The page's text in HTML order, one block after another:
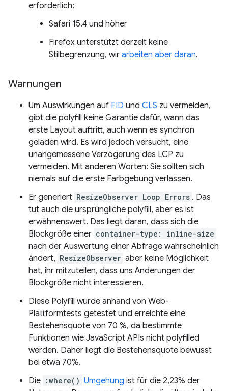
erforderlich:
Safari 15.4 und höher
Firefox unterstützt derzeit keine
Stilbegrenzung, wir arbeiten aber daran.
Warnungen
Um Auswirkungen auf FID und CLS zu vermeiden,
gibt die polyfill keine Garantie dafür, wann das
erste Layout auftritt, auch wenn es synchron
geladen wird. Es wird jedoch versucht, eine
unangemessene Verzögerung des LCP zu
vermeiden. Mit anderen Worten: Sie sollten sich
niemals auf die erste Farbgebung verlassen.
Er generiert ResizeObserver Loop Errors . Das
tut auch die ursprüngliche polyfill, aber es ist
erwähnenswert. Das liegt daran, dass sich die
Blockgröße einer container-type: inline-size
nach der Auswertung einer Abfrage wahrscheinlich
ändert, ResizeObserver aber keine Möglichkeit
hat, ihr mitzuteilen, dass uns Änderungen der
Blockgröße nicht interessieren.
Diese Polyfill wurde anhand von Web-
Plattformtests getestet und erreichte eine
Bestehensquote von 70 %, da bestimmte
Funktionen wie JavaScript APIs nicht polyfilled
werden. Daher liegt die Bestehensquote bewusst
bei etwa 70%.
Die :where() Umgehung ist für die 2,23% der